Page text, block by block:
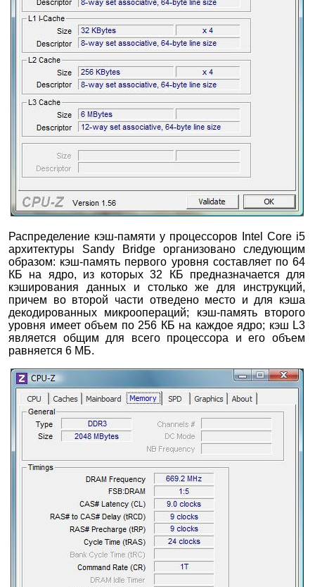
Распределение кэш-памяти у процессоров Intel Core i5
архитектуры Sandy Bridge организовано следующим
образом: кэш-память первого уровня составляет по 64
КБ на ядро, из которых 32 КБ предназначается для
кэширования данных и столько же для инструкций,
причем во второй части отведено место и для кэша
декодированных микроопераций; кэш-память второго
уровня имеет объем по 256 КБ на каждое ядро; кэш L3
является общим для всего процессора и его объем
равняется 6 МБ.